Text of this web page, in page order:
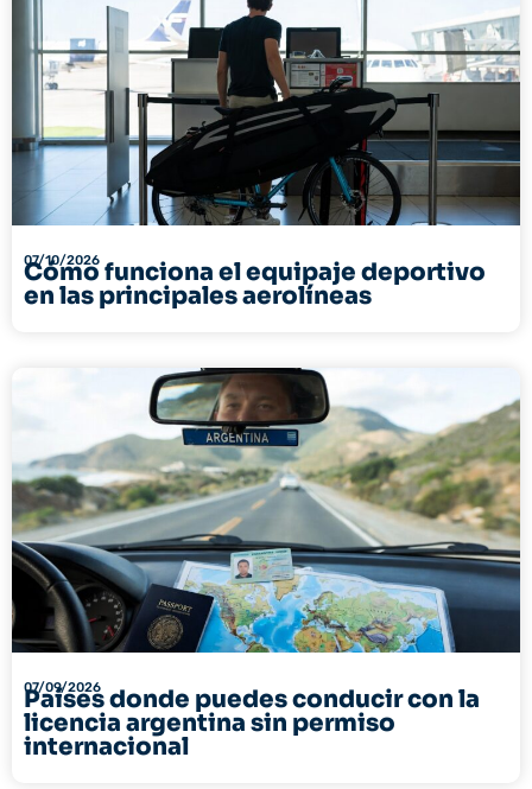
07/10/2026
Cómo funciona el equipaje deportivo
en las principales aerolíneas
07/09/2026
Países donde puedes conducir con la
licencia argentina sin permiso
internacional